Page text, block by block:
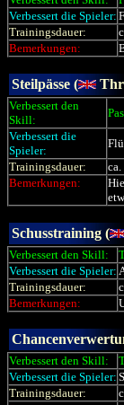
Verbessert die Spieler:
Trainingsdauer:
Bemerkungen:
Steilpässe (
Verbessert den
Skill:
Verbessert die
Spieler:
Trainingsdauer:
Bemerkungen:
Schusstraining (
Verbessert den Skill:
Verbessert die Spieler:
Trainingsdauer:
Bemerkungen:
Verbessert den Skill:
Verbessert die Spieler:
Trainingsdauer: